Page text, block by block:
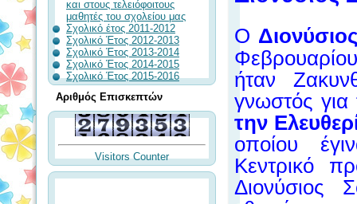
και στους τελειόφοιτους
μαθητές του σχολείου μας
Σχολικό έτος 2011-2012
Σχολικό Έτος 2012-2013
Σχολικό Έτος 2013-2014
Σχολικό Έτος 2014-2015
Σχολικό Έτος 2015-2016
Αριθμός Επισκεπτών
Visitors Counter
Ο
Φεβρουαρίου
ήταν
γνωστός
την
οποίου
Κεντρικό
Διονύσιος